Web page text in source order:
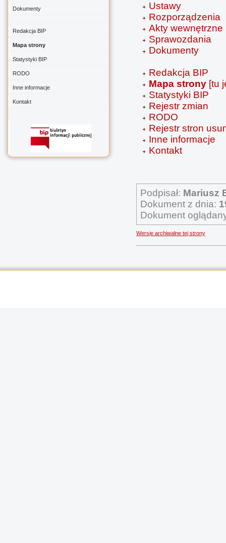
Dokumenty
Redakcja BIP
Mapa strony
Statystyki BIP
RODO
Inne informacje
Kontakt
Ustawy
Rozporządzenia
Akty wewnętrzne
Sprawozdania
Dokumenty
Redakcja BIP
Mapa strony [tu
Statystyki BIP
Rejestr zmian
RODO
Rejestr stron
Inne informacje
Kontakt
Podpisał: Mariusz
Dokument z dnia:
Dokument
Wersje archiwalne tej strony